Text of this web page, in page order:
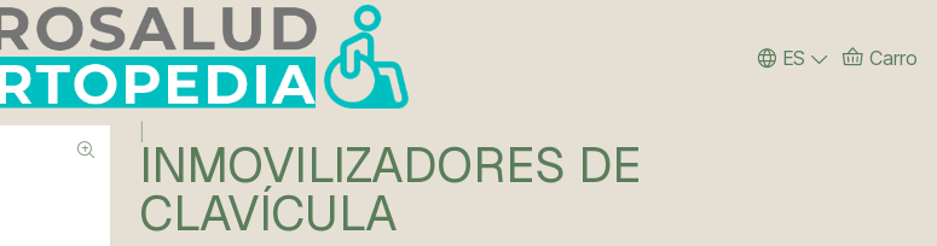
ES Carro
Este es el texto del slide
INMOVILIZADORES DE
CLAVÍCULA